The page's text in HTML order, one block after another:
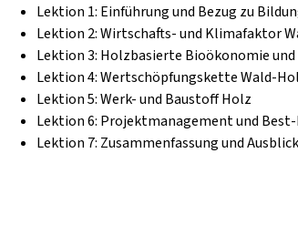
Lektion 1: Einführung und Bezug zu
Lektion 2: Wirtschafts- und Klimafaktor
Lektion 3: Holzbasierte Bioökonomie
Lektion 4: Wertschöpfungskette Wald-
Lektion 5: Werk- und Baustoff Holz
Lektion 6: Projektmanagement und
Lektion 7: Zusammenfassung und Ausblick